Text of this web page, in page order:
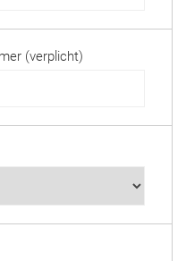
(verplicht)